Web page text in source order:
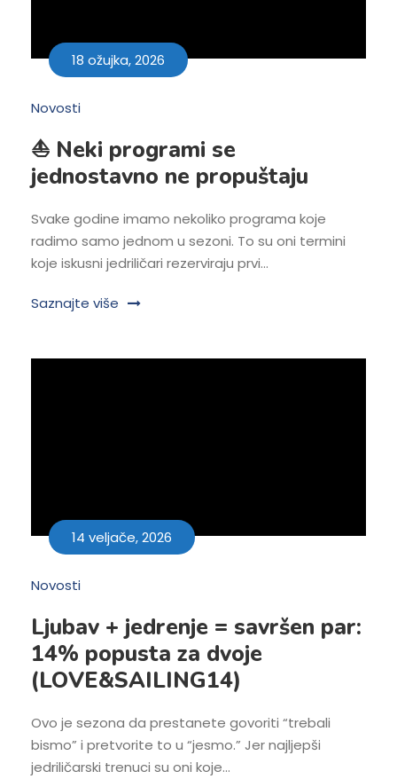
18 ožujka, 2026
Novosti
⛵ Neki programi se
jednostavno ne propuštaju
Svake godine imamo nekoliko programa koje
radimo samo jednom u sezoni. To su oni termini
koje iskusni jedriličari rezerviraju prvi...
Saznajte više
14 veljače, 2026
Novosti
Ljubav + jedrenje = savršen par:
14% popusta za dvoje
(LOVE&SAILING14)
Ovo je sezona da prestanete govoriti “trebali
bismo” i pretvorite to u “jesmo.” Jer najljepši
jedriličarski trenuci su oni koje...